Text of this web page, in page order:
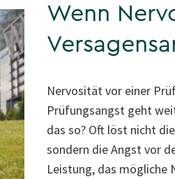
Wenn
Nervosität vor einer
Prüfungsangst geht
das so? Oft löst nicht
sondern die Angst vor
Leistung, das mögliche